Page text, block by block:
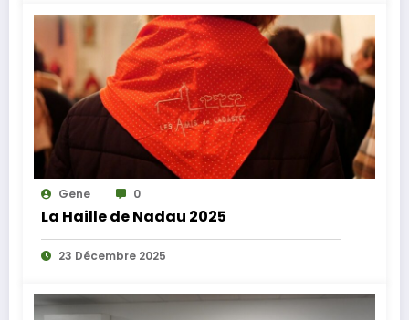
Gene 0
La Haille de Nadau 2025
23 Décembre 2025